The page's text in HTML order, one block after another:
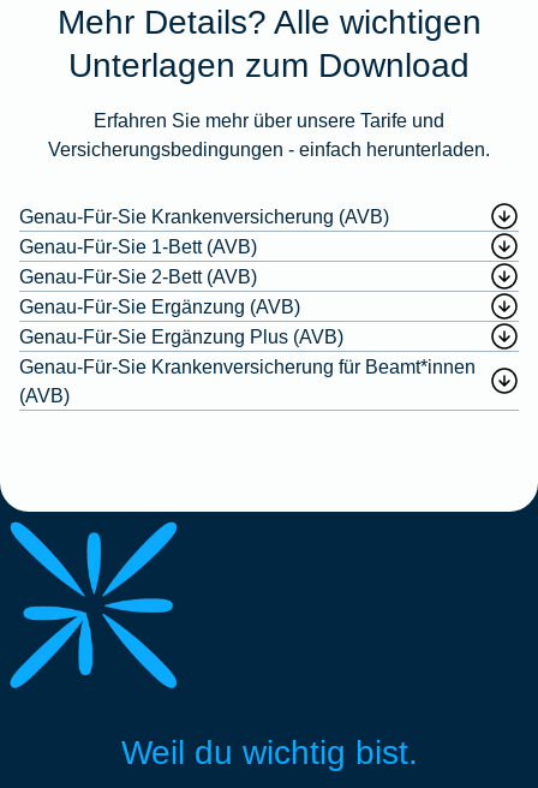
Mehr Details? Alle wichtigen
Unterlagen zum Download
Erfahren Sie mehr über unsere Tarife und
Versicherungsbedingungen - einfach herunterladen.
Genau-Für-Sie Krankenversicherung (AVB)
Genau-Für-Sie 1-Bett (AVB)
Genau-Für-Sie 2-Bett (AVB)
Genau-Für-Sie Ergänzung (AVB)
Genau-Für-Sie Ergänzung Plus (AVB)
Genau-Für-Sie Krankenversicherung für Beamt*innen
(AVB)
Weil du wichtig bist.